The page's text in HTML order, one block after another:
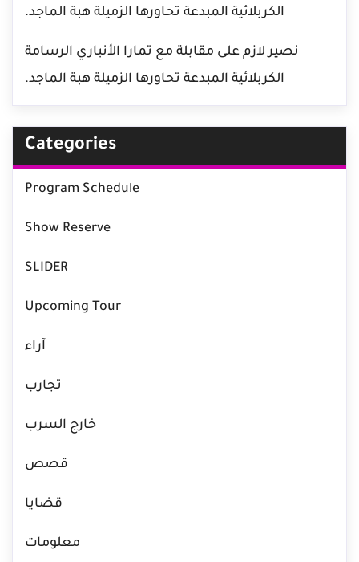
الكربلائية المبدعة تحاورها الزميلة هبة الماجد.
نصير لازم على مقابلة مع تمارا الأنباري الرسامة
الكربلائية المبدعة تحاورها الزميلة هبة الماجد.
Categories
Program Schedule
Show Reserve
SLIDER
Upcoming Tour
آراء
تجارب
خارج السرب
قصص
قضايا
معلومات